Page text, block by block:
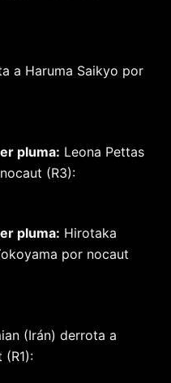
a Haruma Saikyo por
pluma: Leona Pettas
(R3):
pluma: Hirotaka
por nocaut
(Irán) derrota a